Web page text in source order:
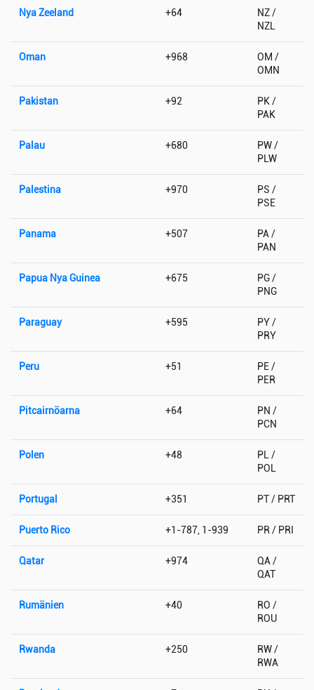
Nya Zeeland +64
NZ /
NZL
Oman +968
OM /
OMN
Pakistan +92
PK /
PAK
Palau +680
PW /
PLW
Palestina +970
PS /
PSE
Panama +507
PA /
PAN
Papua Nya Guinea +675
PG /
PNG
Paraguay +595
PY /
PRY
Peru +51
PE /
PER
Pitcairnöarna +64
PN /
PCN
Polen +48
PL /
POL
Portugal +351 PT / PRT
Puerto Rico +1-787, 1-939 PR / PRI
Qatar +974
QA /
QAT
Rumänien +40
RO /
ROU
Rwanda +250
RW /
RWA